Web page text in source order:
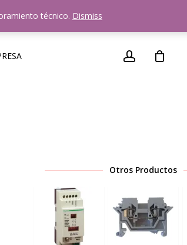
3572
account
Otros Productos
técnico. Dismiss